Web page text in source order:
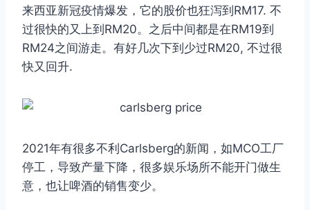
来西亚新冠疫情爆发，它的股价也狂泻到RM17. 不
过很快的又上到RM20。之后中间都是在RM19到
RM24之间游走。有好几次下到少过RM20, 不过很
快又回升.
2021年有很多不利Carlsberg的新闻，如MCO工厂
停工，导致产量下降，很多娱乐场所不能开门做生
意，也让啤酒的销售变少。